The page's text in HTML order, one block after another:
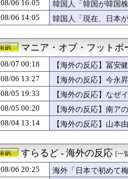
大谷翔平が今季初の1試合2本！第
【海外の反応】日本の驚くべき清
【海外の反応】日本の驚くべき清
海外の反応 大谷翔平、今永から25
海外「日本人がアメリカに対して
大谷・山本・佐々木の影響でLAの
【ウズベキスタン-ソ連】内陸国は
韓国人「8試合連続安打だと…」大
#韓国記事翻訳 『1年半不在だっ
海外の反応：韓国が防衛白書の竹
AI「物の使い方を真剣に間違えて
大阪で起きた警察官による発砲に
【海外の反応】「日本人なら誰が
海外「全部日本の真似だったのか…
外国人「2026年バロンドールは誰
インド人「日本の電車でポイ捨て
08/06 16:05
韓国人「韓国が韓国
韓国の反応
08/06 14:05 韓国人「現在、日本
マニア・オブ・フット
08/07 00:18
【海外の反応】冨安
08/06 13:27
【海外の反応】今永
08/05 19:33
【海外の反応】なぜ
08/05 00:20
【海外の反応】南ア
08/04 13:14
【海外の反応】山本
すらるど - 海外の反応 [一
08/06 20:25
海外「日本で初めて